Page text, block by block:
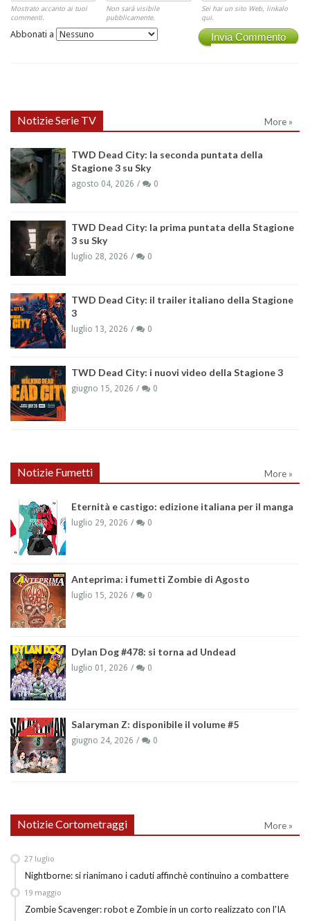
Mostrato accanto ai tuoi
commenti.
Non sarà visibile
pubblicamente.
Sei hai un sito Web, linkalo
qui.
Invia Commento
Abbonati a
Notizie Serie TV More »
TWD Dead City: la seconda puntata della
Stagione 3 su Sky
agosto 04, 2026 0
TWD Dead City: la prima puntata della Stagione
3 su Sky
luglio 28, 2026 0
TWD Dead City: il trailer italiano della Stagione
3
luglio 13, 2026 0
TWD Dead City: i nuovi video della Stagione 3
giugno 15, 2026 0
Notizie Fumetti More »
Eternità e castigo: edizione italiana per il manga
luglio 29, 2026 0
Anteprima: i fumetti Zombie di Agosto
luglio 15, 2026 0
Dylan Dog #478: si torna ad Undead
luglio 01, 2026 0
Salaryman Z: disponibile il volume #5
giugno 24, 2026 0
Notizie Cortometraggi More »
Nightborne: si rianimano i caduti affinchè continuino a combattere
27 luglio
Zombie Scavenger: robot e Zombie in un corto realizzato con l'IA
19 maggio